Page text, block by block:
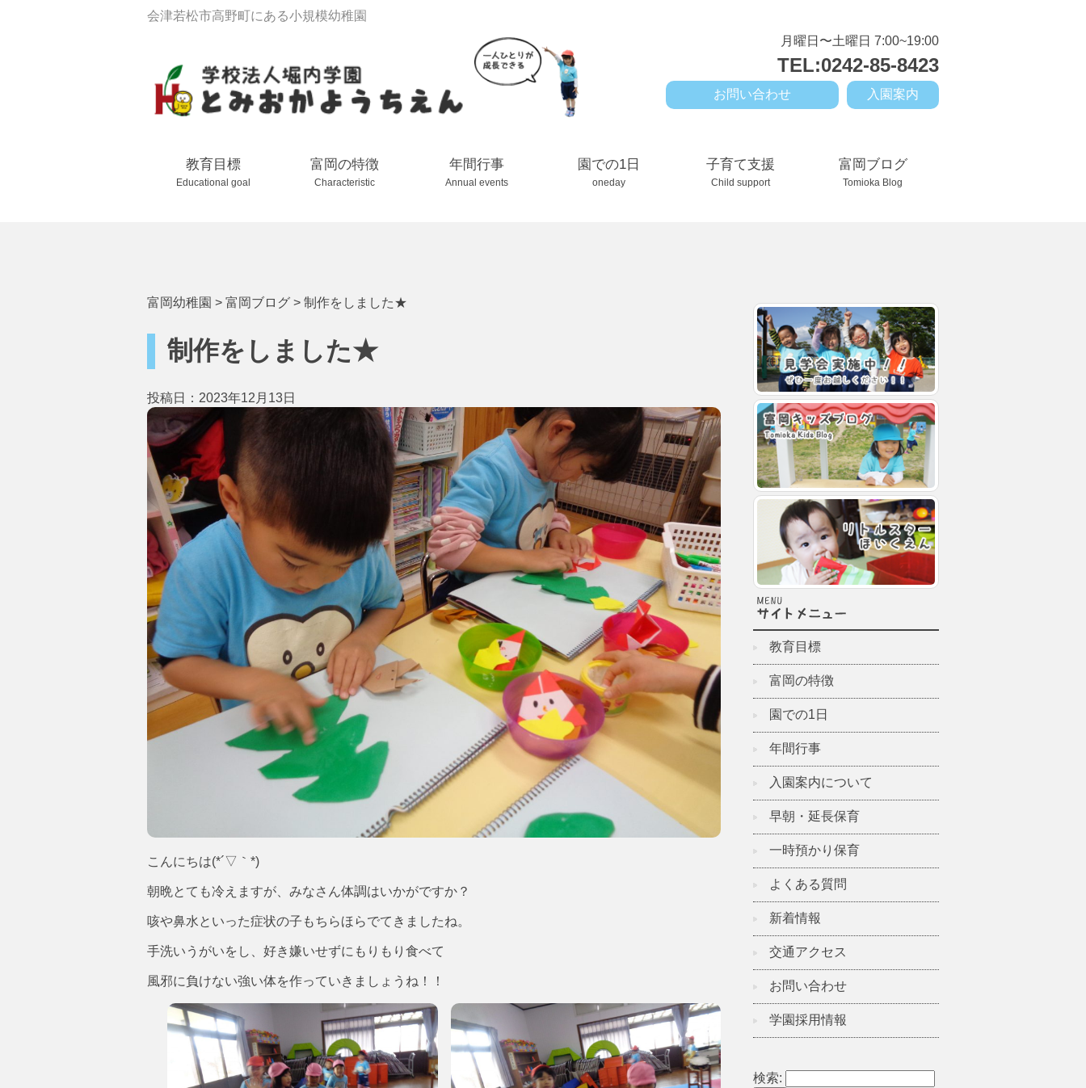
会津若松市高野町にある小規模幼稚園
月曜日〜土曜日 7:00~19:00
TEL:0242-85-8423
入園案内
お問い合わせ
教育目標
Educational goal
富岡の特徴
Characteristic
年間行事
Annual events
園での1日
oneday
子育て支援
Child support
富岡ブログ
Tomioka Blog
富岡幼稚園 > 富岡ブログ > 制作をしました★
制作をしました★
投稿日：2023年12月13日
こんにちは(*´▽｀*)
朝晩とても冷えますが、みなさん体調はいかがですか？
咳や鼻水といった症状の子もちらほらでてきましたね。
手洗いうがいをし、好き嫌いせずにもりもり食べて
風邪に負けない強い体を作っていきましょうね！！
教育目標
富岡の特徴
園での1日
年間行事
入園案内について
早朝・延長保育
一時預かり保育
よくある質問
新着情報
交通アクセス
お問い合わせ
学園採用情報
検索: